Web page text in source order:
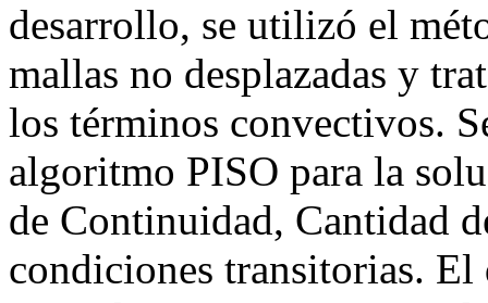
desarrollo, se utilizó el
mallas no desplazadas y
los términos convectivos.
algoritmo PISO para la
de Continuidad, Cantidad
condiciones transitorias.